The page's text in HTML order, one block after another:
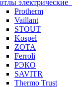
электрические
Protherm
Vaillant
STOUT
Kospel
ZOTA
Ferroli
РЭКО
SAVITR
Thermo Trust